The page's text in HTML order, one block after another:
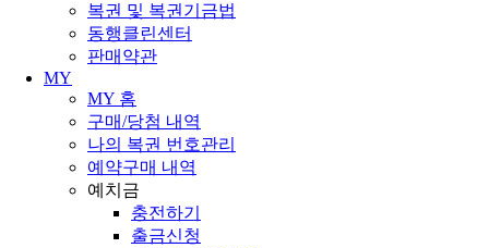
복권 및 복권기금법
동행클린센터
판매약관
MY
MY 홈
구매/당첨 내역
나의 복권 번호관리
예약구매 내역
예치금
충전하기
출금신청